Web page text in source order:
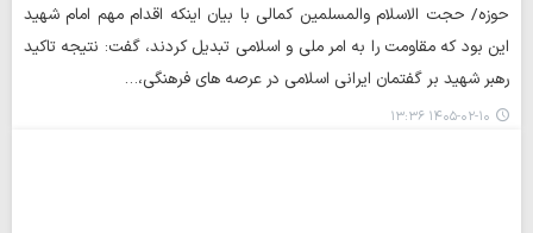
حوزه/ حجت الاسلام والمسلمین کمالی با بیان اینکه اقدام مهم امام شهید
این بود که مقاومت را به امر ملی و اسلامی تبدیل کردند، گفت: نتیجه تاکید
رهبر شهید بر گفتمان ایرانی اسلامی در عرصه های فرهنگی،…
۱۴۰۵-۰۲-۱۰ ۱۳:۳۶